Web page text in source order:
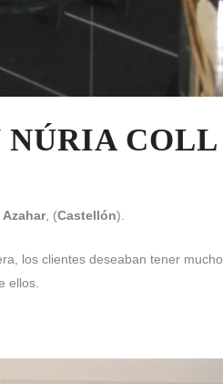
NÚRIA COLL
, (Castellón).
los clientes deseaban tener mucho
ellos.